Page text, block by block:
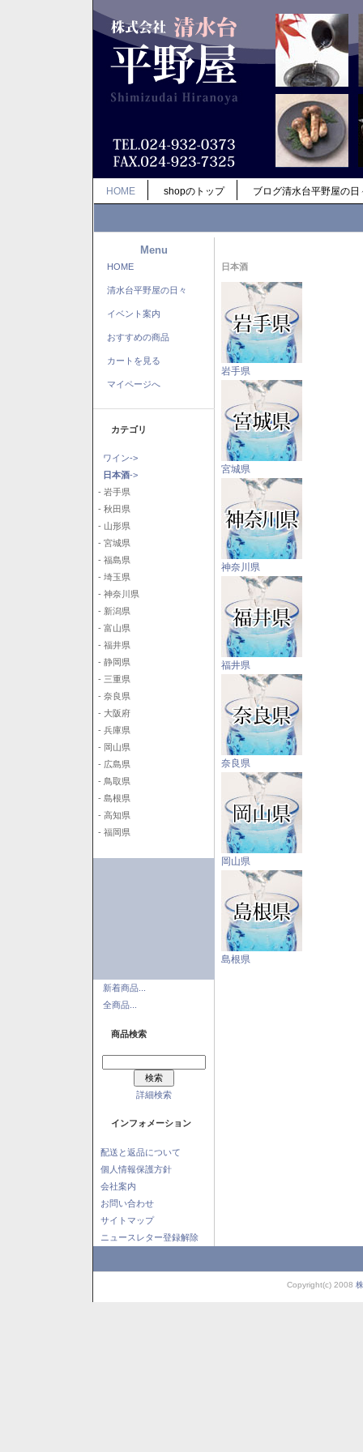
HOME shopのトップ ブログ清水台平野屋の日
Menu
HOME
清水台平野屋の日々
イベント案内
おすすめの商品
カートを見る
マイページへ
カテゴリ
ワイン->
日本酒->
- 岩手県
- 秋田県
- 山形県
- 宮城県
- 福島県
- 埼玉県
- 神奈川県
- 新潟県
- 富山県
- 福井県
- 静岡県
- 三重県
- 奈良県
- 大阪府
- 兵庫県
- 岡山県
- 広島県
- 鳥取県
- 島根県
- 高知県
- 福岡県
新着商品...
全商品...
商品検索
詳細検索
インフォメーション
配送と返品について
個人情報保護方針
会社案内
お問い合わせ
サイトマップ
ニュースレター登録解除
日本酒
岩手県
宮城県
神奈川県
福井県
奈良県
岡山県
島根県
Copyright(c) 2008